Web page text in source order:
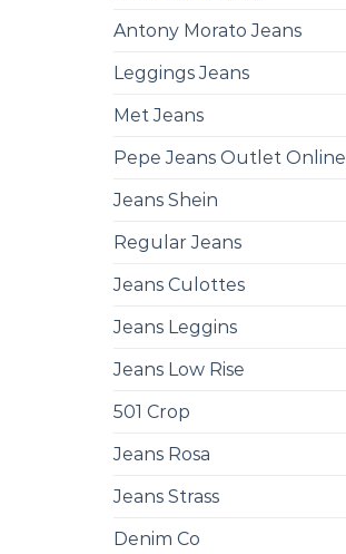
Antony Morato Jeans
Leggings Jeans
Met Jeans
Pepe Jeans Outlet Online
Jeans Shein
Regular Jeans
Jeans Culottes
Jeans Leggins
Jeans Low Rise
501 Crop
Jeans Rosa
Jeans Strass
Denim Co